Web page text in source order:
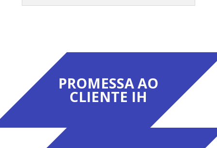
PROMESSA AO
CLIENTE IH